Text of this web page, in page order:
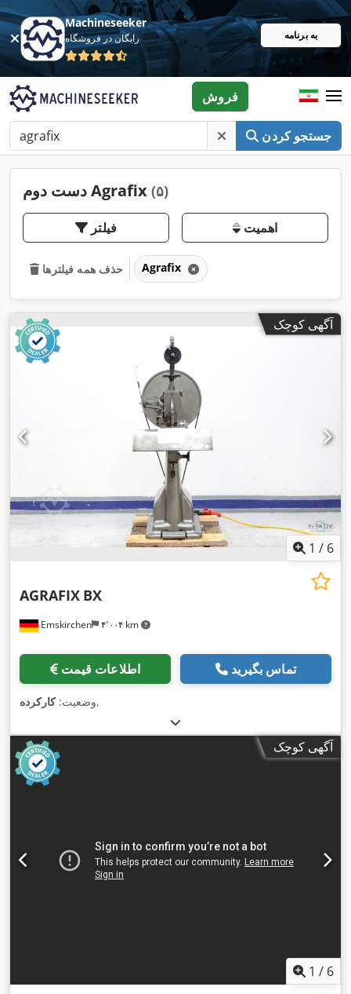
Machineseeker
رایگان در فروشگاه به برنامه
جستجو کردن
فروش
دست دوم Agrafix (۵)
فیلتر اهمیت
حذف همه فیلترها Agrafix
آگهی کوچک
1 / 6
Emskirchen ۴٬۰۰۴ km
AGRAFIX BX
اطلاعات قیمت تماس بگیرید
وضعیت:کارکرده ,
آگهی کوچک
1 / 6